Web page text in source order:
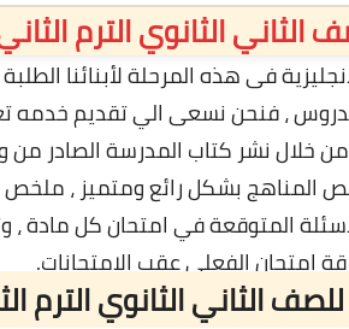
الثانوي الترم الثاني
فى هذه المرحلة لأبنائنا
، فنحن نسعى الي تقديم خدمه
خلال نشر كتاب المدرسة الصادر من
المناهج بشكل رائع ومتميز ، ملخص
المتوقعة في امتحان كل مادة
امتحان الفعلي عقب الامتحانات.
الثاني الثانوي الترم